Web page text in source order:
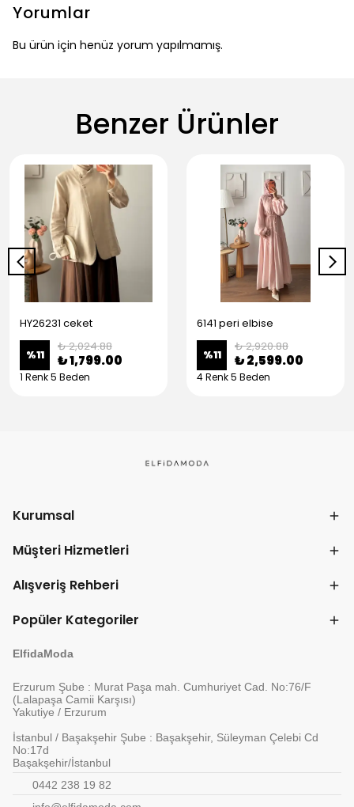
Yorumlar
Bu ürün için henüz yorum yapılmamış.
Benzer Ürünler
HY26231 ceket
%11
₺ 2,024.88
₺ 1,799.00
1 Renk 5 Beden
6141 peri elbise
%11
₺ 2,920.88
₺ 2,599.00
4 Renk 5 Beden
Kurumsal
Müşteri Hizmetleri
Alışveriş Rehberi
Popüler Kategoriler
ElfidaModa
Erzurum Şube : Murat Paşa mah. Cumhuriyet Cad. No:76/F
(Lalapaşa Camii Karşısı)
Yakutiye / Erzurum
İstanbul / Başakşehir Şube : Başakşehir, Süleyman Çelebi Cd
No:17d
Başakşehir/İstanbul
0442 238 19 82